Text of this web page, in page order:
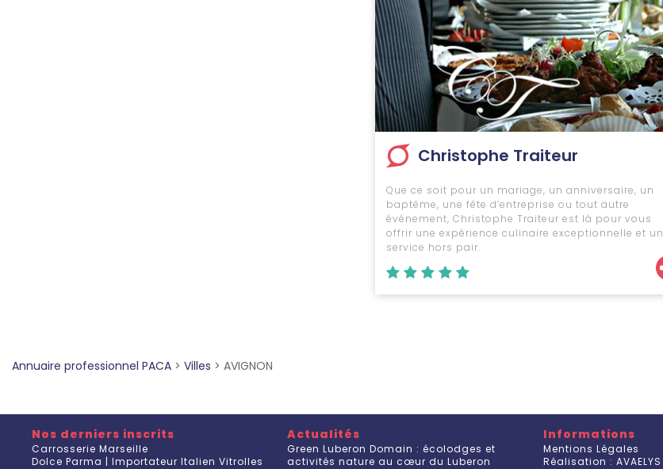
Christophe Traiteur
Que ce soit pour un mariage, un anniversaire, un
baptême, une fête d’entreprise ou tout autre
événement, Christophe Traiteur est là pour vous
offrir une expérience culinaire exceptionnelle et un
service hors pair.
Annuaire professionnel PACA > Villes > AVIGNON
Nos derniers inscrits
Carrosserie Marseille
Dolce Parma | Importateur Italien Vitrolles
Actualités
Green Luberon Domain : écolodges et
activités nature au cœur du Luberon
Informations
Mentions Légales
Réalisation : AVAELYS